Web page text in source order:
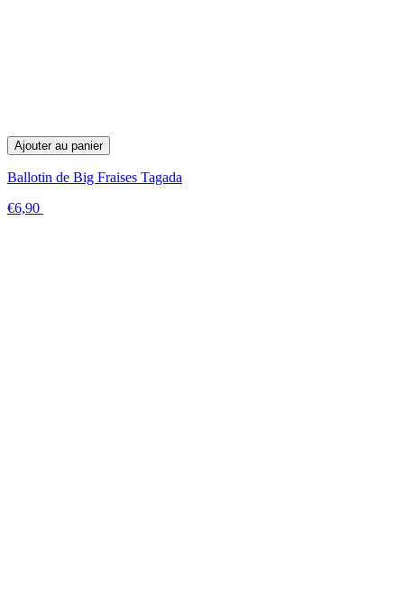
Ajouter au panier
Ballotin de Big Fraises Tagada
€6,90